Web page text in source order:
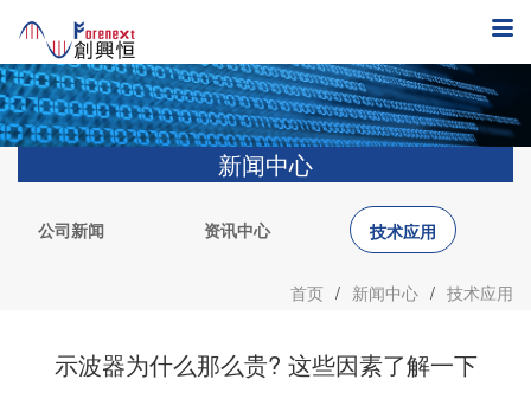
新闻中心
公司新闻 资讯中心 技术应用
首页 / 新闻中心 / 技术应用
示波器为什么那么贵? 这些因素了解一下